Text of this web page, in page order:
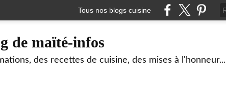
Tous nos blogs cuisine
de maïté-infos
des recettes de cuisine, des mises à l'honneur...